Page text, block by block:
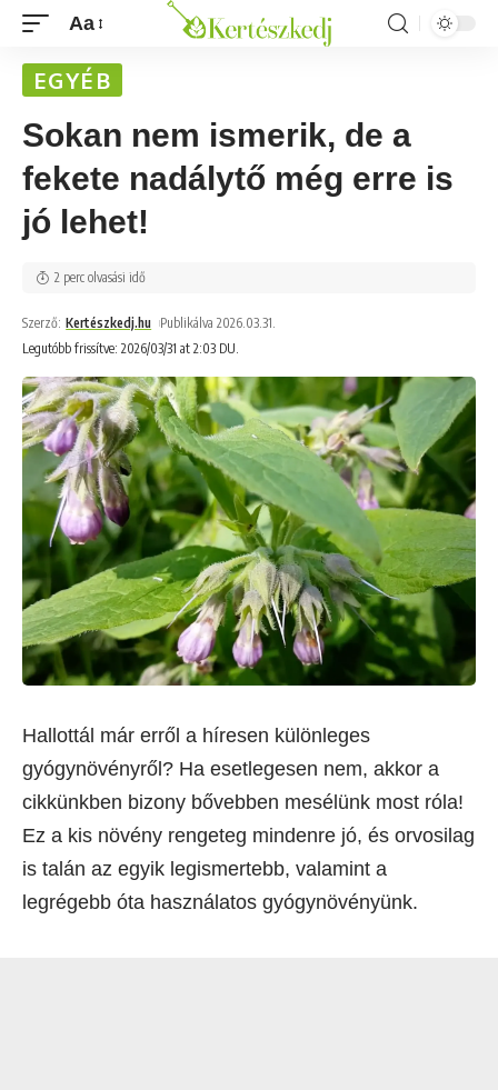
Aa
EGYÉB
Sokan nem ismerik, de a
fekete nadálytő még erre is
jó lehet!
Legutóbb frissítve: 2026/03/31 at 2:03 DU.
Szerző: Kertészkedj.hu Publikálva 2026.03.31.
2 perc olvasási idő
Hallottál már erről a híresen különleges
gyógynövényről? Ha esetlegesen nem, akkor a
cikkünkben bizony bővebben mesélünk most róla!
Ez a kis növény rengeteg mindenre jó, és orvosilag
is talán az egyik legismertebb, valamint a
legrégebb óta használatos gyógynövényünk.